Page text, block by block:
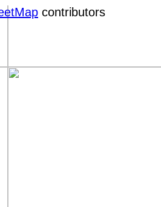
contributors